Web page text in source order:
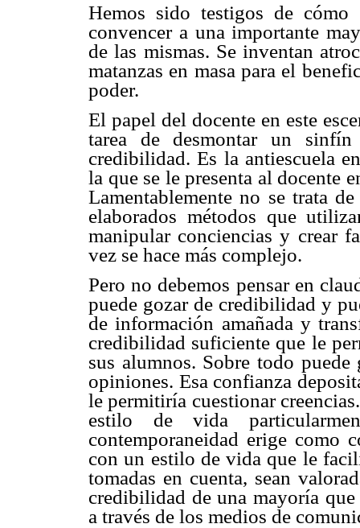
Hemos sido testigos de
convencer a una importante
de las mismas. Se inventan
matanzas en masa para el
poder.
El papel del docente en este
tarea de desmontar un
credibilidad. Es la antiescuela
la que se le presenta al docente
Lamentablemente no se trata
elaborados métodos que
manipular conciencias y crear
vez se hace más complejo.
Pero no debemos pensar en
puede gozar de credibilidad y
de información amañada y
credibilidad suficiente que le
sus alumnos. Sobre todo
opiniones. Esa confianza
le permitiría cuestionar
estilo de vida
contemporaneidad erige como
con un estilo de vida que le
tomadas en cuenta, sean
credibilidad de una mayoría que
a través de los medios de